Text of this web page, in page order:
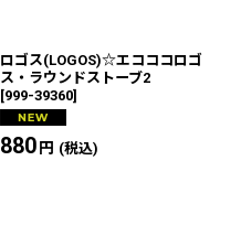
ロゴス(LOGOS)☆エコココロゴ
ス・ラウンドストーブ2
[999-39360]
880円 (税込)